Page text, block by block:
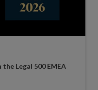
Legal 500 EMEA